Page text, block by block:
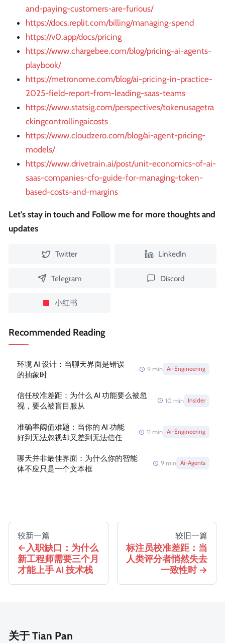
and-paying-customers-are-furious/
https://docs.replit.com/billing/managing-spend
https://v0.app/docs/pricing
https://www.chargebee.com/blog/pricing-ai-agents-
playbook/
https://metronome.com/blog/ai-pricing-in-practice-
2025-field-report-from-leading-saas-teams
https://www.statsig.com/perspectives/tokenusagetra
ckingcontrollingaicosts
https://www.cloudzero.com/blog/ai-agent-pricing-
models/
https://www.drivetrain.ai/post/unit-economics-of-ai-
saas-companies-cfo-guide-for-managing-token-
based-costs-and-margins
Let's stay in touch and Follow me for more thoughts and
updates
Twitter LinkedIn
Telegram Discord
小红书
Recommended Reading
环境 AI 设计：当聊天界面是错误
的抽象时
9 min Ai-Engineering
信任校准差距：为什么 AI 功能要么被忽
视，要么被盲目服从
10 min Insider
准确率阈值难题：当你的 AI 功能
好到无法忽视却又差到无法信任
11 min Ai-Engineering
聊天并非最佳界面：为什么你的智能
体不应只是一个文本框
9 min Ai-Agents
较新一篇
入职缺口：为什么
新工程师需要三个月
才能上手 AI 技术栈
较旧一篇
标注员校准差距：当
人类评分者悄然失去
一致性时
关于 Tian Pan